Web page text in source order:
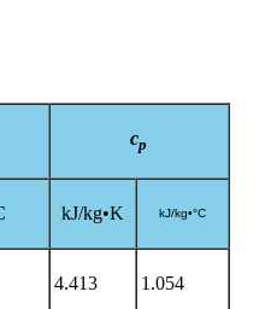
cp
kJ/kg•K kJ/kg•°C
4.413 1.054